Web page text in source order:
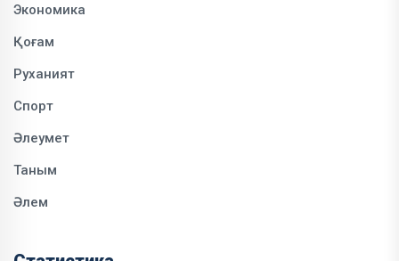
Экономика
Қоғам
Руханият
Спорт
Әлеумет
Таным
Әлем